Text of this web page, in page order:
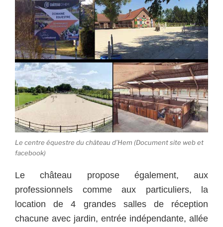
Le centre équestre du château d’Hem (Document site web et
facebook)
Le château propose également, aux
professionnels comme aux particuliers, la
location de 4 grandes salles de réception
chacune avec jardin, entrée indépendante, allée